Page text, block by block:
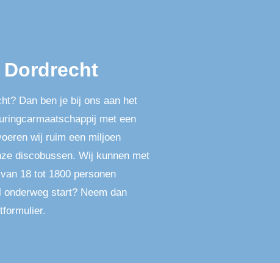
Dan ben je bij ons aan het
met een
wij ruim een miljoen
discobussen. Wij kunnen met
18 tot 1800 personen
start? Neem dan